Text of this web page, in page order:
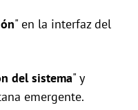
" en la interfaz del
del sistema" y
emergente.